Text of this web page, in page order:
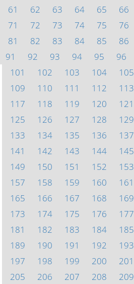
61
62 63 64 65 66
71
72 73 74 75 76
81
82 83 84 85 86
91
92 93 94 95 96
101
102 103 104 105
109
110 111 112 113
117
118 119 120 121
125
126 127 128 129
133
134 135 136 137
141
142 143 144 145
149
150 151 152 153
157
158 159 160 161
165
166 167 168 169
173
174 175 176 177
181
182 183 184 185
189
190 191 192 193
197
198 199 200 201
205
206 207 208 209